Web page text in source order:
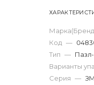
Код —
Тип —
Варианты
Серия —